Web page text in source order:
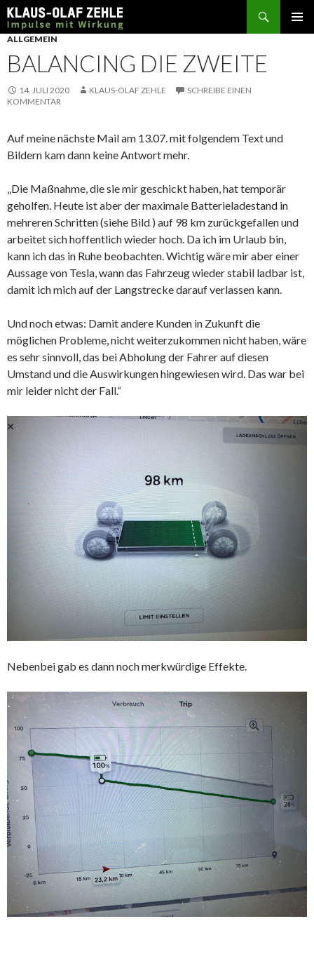
Suchen
SPRINGE
ZUM
INHALT
ALLGEMEIN
BALANCING DIE ZWEITE
14. JULI 2020 KLAUS-OLAF ZEHLE
SCHREIBE EINEN
KOMMENTAR
Auf meine nächste Mail am 13.07. mit folgendem Text und
Bildern kam dann keine Antwort mehr.
„Die Maßnahme, die sie mir geschickt haben, hat temporär
geholfen. Heute ist aber der maximale Batterieladestand in
mehreren Schritten (siehe Bild ) auf 98 km zurückgefallen und
arbeitet sich hoffentlich wieder hoch. Da ich im Urlaub bin,
kann ich das in Ruhe beobachten. Wichtig wäre mir aber einer
Aussage von Tesla, wann das Fahrzeug wieder stabil ladbar ist,
damit ich mich auf der Langstrecke darauf verlassen kann.
Und noch etwas: Damit andere Kunden in Zukunft die
möglichen Probleme, nicht weiterzukommen nicht haben, wäre
es sehr sinnvoll, das bei Abholung der Fahrer auf diesen
Umstand und die Auswirkungen hingewiesen wird. Das war bei
mir leider nicht der Fall.“
Nebenbei gab es dann noch merkwürdige Effekte.